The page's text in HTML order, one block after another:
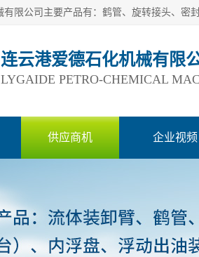
连云港爱德石化机械有限
LYGAIDE PETRO-CHEMICAL
供应商机 企业视频